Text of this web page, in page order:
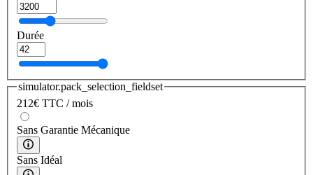
Durée
simulator.pack_selection_fieldset
212€ TTC / mois
Sans Garantie Mécanique
Sans Idéal